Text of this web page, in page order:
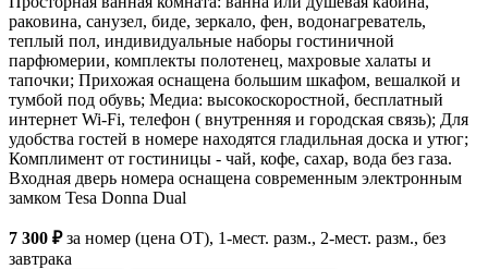
раковина, санузел, биде, зеркало, фен, водонагреватель,
теплый пол, индивидуальные наборы гостиничной
парфюмерии, комплекты полотенец, махровые халаты и
тапочки; Прихожая оснащена большим шкафом, вешалкой и
тумбой под обувь; Медиа: высокоскоростной, бесплатный
интернет Wi-Fi, телефон ( внутренняя и городская связь); Для
удобства гостей в номере находятся гладильная доска и утюг;
Комплимент от гостиницы - чай, кофе, сахар, вода без газа.
Входная дверь номера оснащена современным электронным
замком Tesa Donna Dual
7 300 ₽за номер (цена ОТ), 1-мест. разм., 2-мест. разм., без
завтрака